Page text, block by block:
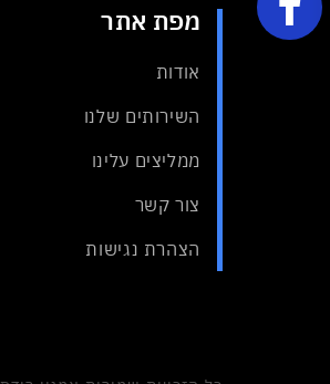
מפת אתר
אודות
השירותים שלנו
ממליצים עלינו
צור קשר
הצהרת נגישות